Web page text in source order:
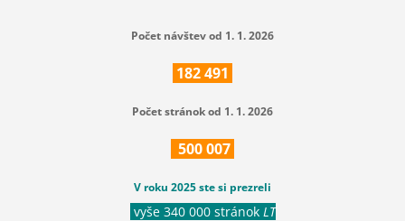
Počet návštev od 1. 1. 2026
182491
Počet stránok od 1. 1. 2026
500007
V roku 2025 ste si prezreli
vyše 340 000 stránok LT